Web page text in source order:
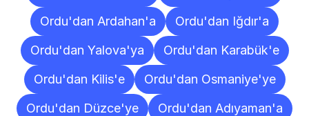
Ordu'dan Ardahan'a
Ordu'dan Iğdır'a
Ordu'dan Yalova'ya
Ordu'dan Karabük'e
Ordu'dan Kilis'e
Ordu'dan Osmaniye'ye
Ordu'dan Düzce'ye
Ordu'dan Adıyaman'a